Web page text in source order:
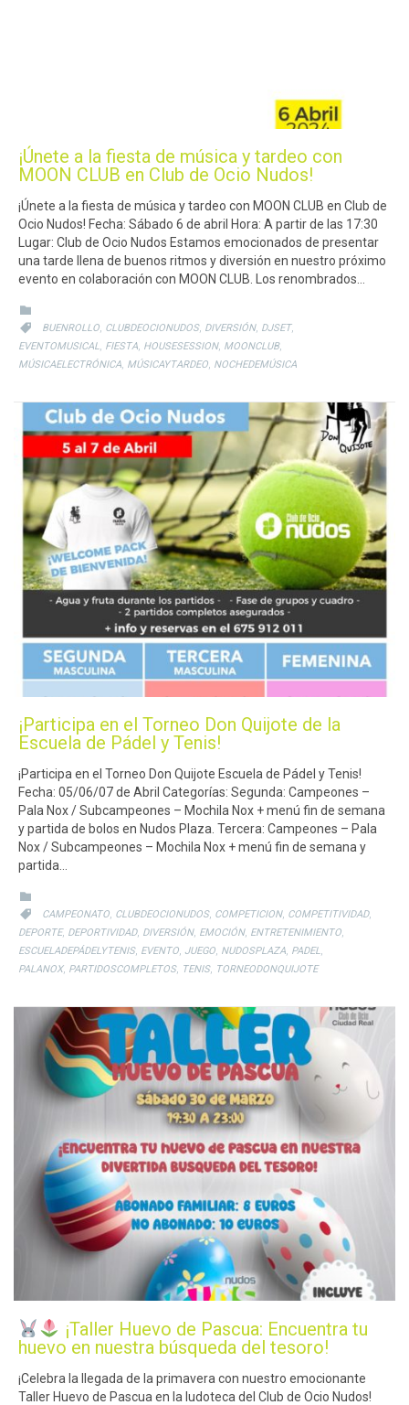
¡Únete a la fiesta de música y tardeo con
MOON CLUB en Club de Ocio Nudos!
¡Únete a la fiesta de música y tardeo con MOON CLUB en Club de
Ocio Nudos! Fecha: Sábado 6 de abril Hora: A partir de las 17:30
Lugar: Club de Ocio Nudos Estamos emocionados de presentar
una tarde llena de buenos ritmos y diversión en nuestro próximo
evento en colaboración con MOON CLUB. Los renombrados…

 CATEGORY
BUENROLLO, CLUBDEOCIONUDOS, DIVERSIÓN, DJSET,
EVENTOMUSICAL, FIESTA, HOUSESESSION, MOONCLUB,
MÚSICAELECTRÓNICA, MÚSICAYTARDEO, NOCHEDEMÚSICA
¡Participa en el Torneo Don Quijote de la
Escuela de Pádel y Tenis!
¡Participa en el Torneo Don Quijote Escuela de Pádel y Tenis!
Fecha: 05/06/07 de Abril Categorías: Segunda: Campeones –
Pala Nox / Subcampeones – Mochila Nox + menú fin de semana
y partida de bolos en Nudos Plaza. Tercera: Campeones – Pala
Nox / Subcampeones – Mochila Nox + menú fin de semana y
partida…

 CATEGORY
CAMPEONATO CLUBDEOCIONUDOS, COMPETICION, COMPETITIVIDAD,
DEPORTE, DEPORTIVIDAD, DIVERSIÓN, EMOCIÓN, ENTRETENIMIENTO
ESCUELADEPÁDELYTENIS, EVENTO JUEGO NUDOSPLAZA PADEL
PALANOX, PARTIDOSCOMPLETOS, TENIS, TORNEODONQUIJOTE
¡Taller Huevo de Pascua: Encuentra tu
huevo en nuestra búsqueda del tesoro!
¡Celebra la llegada de la primavera con nuestro emocionante
Taller Huevo de Pascua en la ludoteca del Club de Ocio Nudos!